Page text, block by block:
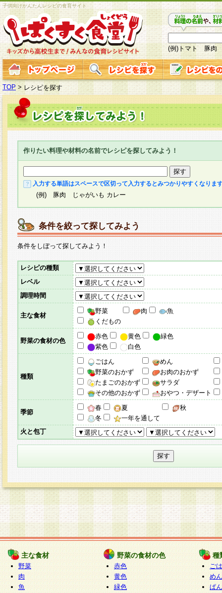
子供向けかんたんレシピの食育サイト
(例)トマト 豚肉
TOP > レシピを探す
作りたい料理や材料の名前でレシピを探してみよう！
入力する単語はスペースで区切って入力するとみつかりやすくなりま
(例) 豚肉 じゃがいも カレー
条件を絞って探してみよう
条件をしぼって探してみよう！
レシピの種類
レベル
調理時間
主な食材
野菜 肉
魚
くだもの
野菜の食材の色
赤色 黄色
緑色
紫色
白色
種類
ごはん
めん
野菜のおかず
お肉のおかず
たまごのおかず
サラダ
その他のおかず
おやつ・デザート
季節
春 夏
秋
冬
一年を通して
火と包丁
主な食材
野菜
肉
魚
野菜の食材の色
赤色
黄色
緑色
種
ご
めん
ぱん